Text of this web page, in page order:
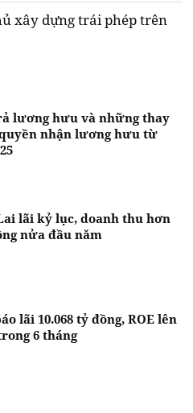
xây dựng trái phép trên
lương hưu và những thay
nhận lương hưu từ
lãi kỷ lục, doanh thu hơn
nửa đầu năm
lãi 10.068 tỷ đồng, ROE lên
6 tháng